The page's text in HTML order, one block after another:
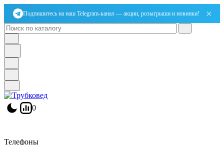
Подпишитесь на наш Telegram-канал — акции, розыгрыши и новинки! ×
0
Телефоны